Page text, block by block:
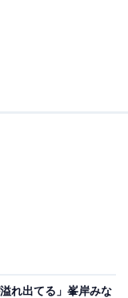
溢れ出てる」峯岸みな